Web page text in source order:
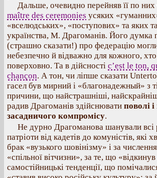
Дальше, очевидно перейняв її по
maître des ceremonies усяких
«вселюдських», «поступових» та яких
українства, М. Драгоманів. Його думка
(страшно сказати!) про федерацію
небезпечно й відважно для кожного,
поверховно. Та в дійсності c’est le ton,
chançon. А тон, чи ліпше сказати
гасел був мирний і «благонадежный» з
причини, що найстрашніші,
радив Драгоманів здійснювати поволі
засадничого компромісу.
Не дурно Драгоманова шанували всі
патріоти від кадетів до комуністів, які
брак «вузького шовінізму» і за
«спільної вітчизни», за те, що «відкинув
самостійницькі тенденції, що